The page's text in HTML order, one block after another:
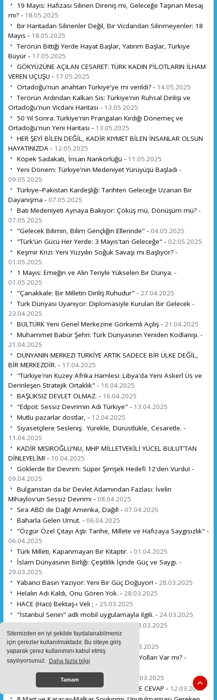
Sitemizden en iyi şekilde faydalanabilmeniz
için çerezler kullanılmaktadır. Bu siteye giriş
yaparak çerez kullanımını kabul etmiş
sayılıyorsunuz. Daha fazla bilgi
Tamam
19 Mayıs: Hafızası Silinen Direniş mi, Geleceğe Taşınan Mesaj
mı? - 18.05.2025
Bir Haritadan Silinenler Değil, Bir Vicdandan Silinmeyenler: 18
Mayıs - 18.05.2025
Terörün Bittiği Yerde Hayat Başlar, Yatırım Başlar, Türkiye
Büyür - 17.05.2025
GÖKYÜZÜNE AÇILAN CESARET: TÜRK KADIN PİLOTLARIN İLHAM
VEREN UÇUŞU - 17.05.2025
Ortadoğu'nun anahtarı Türkiye'ye mi verildi? - 14.05.2025
Terörün Ardından Kalkan Sis: Türkiye'nin Ruhsal Dirilişi ve
Ortadoğu'nun Vicdani Haritası - 13.05.2025
50 Yıl Sonra: Türkiye'nin Prangaları Kırdığı Dönemeç ve
Ortadoğu'nun Yeni Haritası - 13.05.2025
HER ŞEYİ BİLEN DEĞİL, KADİR KIYMET BİLEN İNSANLAR OLSUN
HAYATINIZDA - 12.05.2025
Köpek Sadakati, İnsan Nankörlüğü - 11.05.2025
Yeni Dönem: Türkiye'nin Medeniyet Yürüyüşü Başladı -
09.05.2025
Türkiye–Pakistan Kardeşliği: Tarihten Geleceğe Uzanan Bir
Dayanışma - 07.05.2025
Batı Medeniyeti Aynaya Bakıyor: Çöküş mü, Dönüşüm mü? -
07.05.2025
"Gelecek Bilimin, Bilim Gençliğin Ellerinde" - 04.05.2025
"Türk'ün Gücü Her Yerde: 3 Mayıs'tan Geleceğe" - 02.05.2025
Keşmir Krizi: Yeni Yüzyılın Soğuk Savaşı mı Başlıyor? -
01.05.2025
1 Mayıs: Emeğin ve Alın Teriyle Yükselen Bir Dünya. -
01.05.2025
"Çanakkale: Bir Milletin Diriliş Ruhudur" - 27.04.2025
Türk Dünyası Uyanıyor: Diplomasiyle Kurulan Bir Gelecek -
23.04.2025
BULTÜRK Yeni Genel Merkezine Görkemli Açılış - 21.04.2025
Muhammet Babür Şehri: Türk Dünyasının Yeniden Kodlanışı. -
21.04.2025
DÜNYANIN MERKEZI TÜRKİYE ARTIK SADECE BİR ÜLKE DEĞİL,
BİR MERKEZDİR. - 17.04.2025
"Türkiye'nin Kuzey Afrika Hamlesi: Libya'da Yeni Askerî Üs ve
Derinleşen Stratejik Ortaklık" - 16.04.2025
BAŞLIKSIZ DEVLET OLMAZ. - 16.04.2025
"Edpot: Sessiz Devrimin Adı Türkiye" - 13.04.2025
Mutlu pazarlar dostlar, - 12.04.2025
Siyasetçilere Sesleniş: Yürekle, Dürüstlükle, Cesaretle. -
11.04.2025
KADİR MISIROĞLU'NU, MHP MİLLETVEKİLİ YÜCEL BULUT'TAN
DİNLEYELİM! - 10.04.2025
Göklerde Bir Devrim: Süper Şimşek Hedefi 12'den Vurdu! -
09.04.2025
Bulgaristan da bir Devlet Adamından Fazlası: İvelin
Mihaylov'un Sessiz Devrimi - 08.04.2025
Sıra ABD de Dağıl Amerika, Dağıl! - 07.04.2025
Baharla Gelen Umut. - 06.04.2025
"Özgür Özel Çıtayı Aştı: Tarihe, Millete ve Hafızaya Saygısızlık" -
06.04.2025
Türk Milleti, Kapanmayan Bir Kitaptır. - 01.04.2025
İslam Dünyasının Birliği: Çeşitlilik İçinde Güç ve Saygı. -
29.03.2025
Yabancı Basın Yazıyor: Yeni Bir Güç Doğuyor! - 28.03.2025
Helalın Adı Kaldı, Onu Gören Yok. - 28.03.2025
HACE (Hacı) Bektaş-ı Veli ; - 25.03.2025
"İstanbul Senin" adlı mobil uygulamayla ilgili. - 24.03.2025
Aslımız KURT Bizim, Kaygımız YURT..! -18.03.2025
Çanakkale: Destanın Adı. -18.03.2025
KOCAM NEDEN DÖNMEDİ PAŞAM. -
16.03.2025
Bulgaristan'ın Demografik Krizi: Çözüm Yolları Var mı? -
Her Şeyin Bir Vakti ve Takdiri Vardır. -
14.03.2025
Bulgaristan HÖH parti başkanı PEEVSKİ'YE CEVAP - 12.03.2025